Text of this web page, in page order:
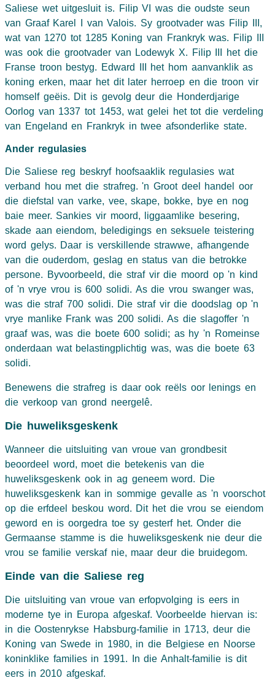
Saliese wet uitgesluit is. Filip VI was die oudste seun
van Graaf Karel I van Valois. Sy grootvader was Filip III,
wat van 1270 tot 1285 Koning van Frankryk was. Filip III
was ook die grootvader van Lodewyk X. Filip III het die
Franse troon bestyg. Edward III het hom aanvanklik as
koning erken, maar het dit later herroep en die troon vir
homself geëis. Dit is gevolg deur die Honderdjarige
Oorlog van 1337 tot 1453, wat gelei het tot die verdeling
van Engeland en Frankryk in twee afsonderlike state.
Ander regulasies
Die Saliese reg beskryf hoofsaaklik regulasies wat
verband hou met die strafreg. 'n Groot deel handel oor
die diefstal van varke, vee, skape, bokke, bye en nog
baie meer. Sankies vir moord, liggaamlike besering,
skade aan eiendom, beledigings en seksuele teistering
word gelys. Daar is verskillende strawwe, afhangende
van die ouderdom, geslag en status van die betrokke
persone. Byvoorbeeld, die straf vir die moord op 'n kind
of 'n vrye vrou is 600 solidi. As die vrou swanger was,
was die straf 700 solidi. Die straf vir die doodslag op 'n
vrye manlike Frank was 200 solidi. As die slagoffer 'n
graaf was, was die boete 600 solidi; as hy 'n Romeinse
onderdaan wat belastingplichtig was, was die boete 63
solidi.
Benewens die strafreg is daar ook reëls oor lenings en
die verkoop van grond neergelê.
Die huweliksgeskenk
Wanneer die uitsluiting van vroue van grondbesit
beoordeel word, moet die betekenis van die
huweliksgeskenk ook in ag geneem word. Die
huweliksgeskenk kan in sommige gevalle as 'n voorschot
op die erfdeel beskou word. Dit het die vrou se eiendom
geword en is oorgedra toe sy gesterf het. Onder die
Germaanse stamme is die huweliksgeskenk nie deur die
vrou se familie verskaf nie, maar deur die bruidegom.
Einde van die Saliese reg
Die uitsluiting van vroue van erfopvolging is eers in
moderne tye in Europa afgeskaf. Voorbeelde hiervan is:
in die Oostenrykse Habsburg-familie in 1713, deur die
Koning van Swede in 1980, in die Belgiese en Noorse
koninklike families in 1991. In die Anhalt-familie is dit
eers in 2010 afgeskaf.